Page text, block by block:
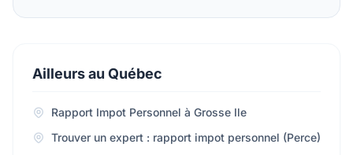
Ailleurs au Québec
Rapport Impot Personnel à Grosse Ile
Trouver un expert : rapport impot personnel (Perce)